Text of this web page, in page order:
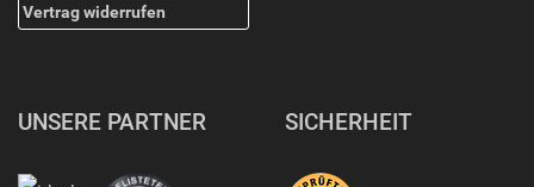
Vertrag widerrufen
UNSERE PARTNER SICHERHEIT